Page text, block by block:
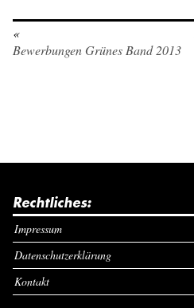
«
Bewerbungen Grünes Band 2013
Rechtliches:
Impressum
Datenschutzerklärung
Kontakt